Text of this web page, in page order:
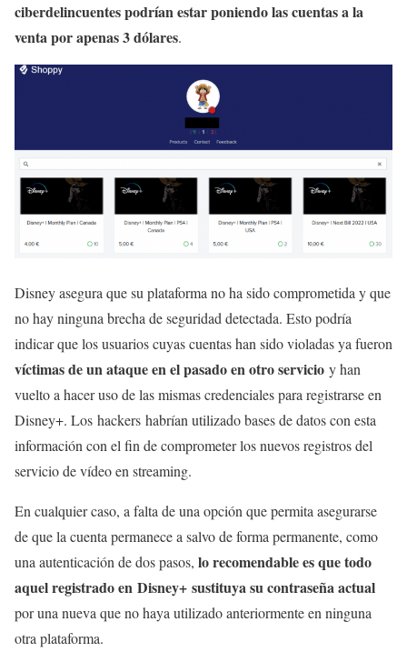
ciberdelincuentes podrían estar poniendo las cuentas a la
venta por apenas 3 dólares.
Disney asegura que su plataforma no ha sido comprometida y que
no hay ninguna brecha de seguridad detectada. Esto podría
indicar que los usuarios cuyas cuentas han sido violadas ya fueron
víctimas de un ataque en el pasado en otro servicio y han
vuelto a hacer uso de las mismas credenciales para registrarse en
Disney+. Los hackers habrían utilizado bases de datos con esta
información con el fin de comprometer los nuevos registros del
servicio de vídeo en streaming.
En cualquier caso, a falta de una opción que permita asegurarse
de que la cuenta permanece a salvo de forma permanente, como
una autenticación de dos pasos, lo recomendable es que todo
aquel registrado en Disney+ sustituya su contraseña actual
por una nueva que no haya utilizado anteriormente en ninguna
otra plataforma.